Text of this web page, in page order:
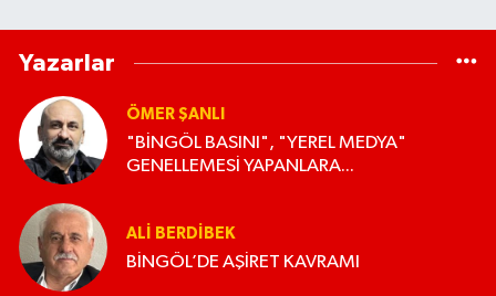
Yazarlar
ÖMER ŞANLI
"BİNGÖL BASINI", "YEREL MEDYA"
GENELLEMESİ YAPANLARA...
ALI BERDIBEK
BİNGÖL’DE AŞİRET KAVRAMI